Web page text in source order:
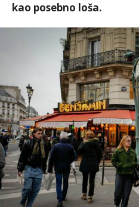
kao posebno loša.